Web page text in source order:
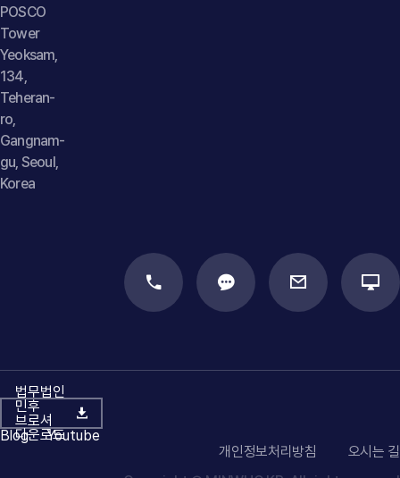
POSCO
Tower
Yeoksam,
134,
Teheran-
ro,
Gangnam-
gu, Seoul,
Korea
법무법인
민후
브로셔
다운로드
Blog
Youtube
개인정보처리방침
오시는 길